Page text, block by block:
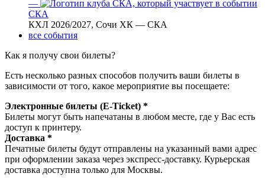
—
СКА
КХЛ 2026/2027, Сочи ХК — СКА
все события
Как я получу свои билеты?
Есть несколько разных способов получить ваши билеты в
зависимости от того, какое мероприятие вы посещаете:
Электронные билеты (E-Ticket) *
Билеты могут быть напечатаны в любом месте, где у Вас есть
доступ к принтеру.
Доставка *
Печатные билеты будут отправлены на указанный вами адрес
при оформлении заказа через экспресс-доставку. Курьерская
доставка доступна только для Москвы.